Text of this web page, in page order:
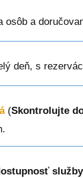
osôb a
deň, s
(Skontrolujte
služby